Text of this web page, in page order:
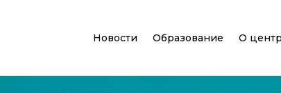
Новости Образование О